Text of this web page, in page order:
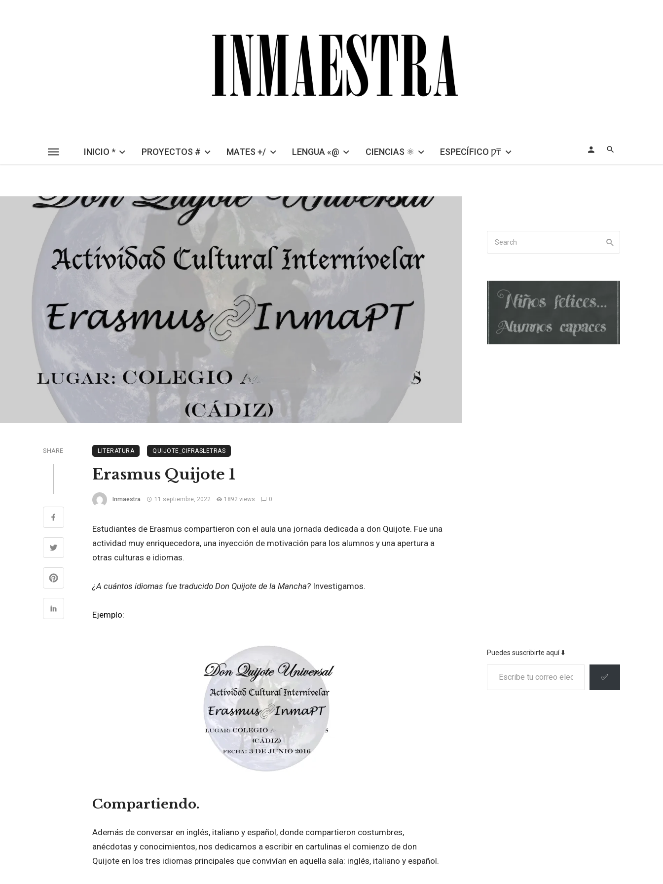
INICIO * PROYECTOS # MATES +/ LENGUA «@ CIENCIAS ⚛︎ ESPECÍFICO Ƿ₸
SHARE LITERATURA QUIJOTE_CIFRASLETRAS
Erasmus Quijote 1
Inmaestra 11 septiembre, 2022 1892 views 0
Estudiantes de Erasmus compartieron con el aula una jornada dedicada a don Quijote. Fue una
actividad muy enriquecedora, una inyección de motivación para los alumnos y una apertura a
otras culturas e idiomas.
¿A cuántos idiomas fue traducido Don Quijote de la Mancha? Investigamos.
Ejemplo:
Compartiendo.
Además de conversar en inglés, italiano y español, donde compartieron costumbres,
anécdotas y conocimientos, nos dedicamos a escribir en cartulinas el comienzo de don
Quijote en los tres idiomas principales que convivían en aquella sala: inglés, italiano y español.
Puedes suscribirte aquí ⬇️
Escribe tu correo electrónico…
✅